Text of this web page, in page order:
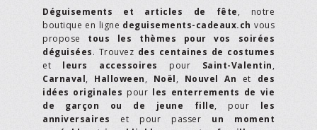
Déguisements et articles de fête, notre
boutique en ligne deguisements-cadeaux.ch vous
propose tous les thèmes pour vos soirées
déguisées. Trouvez des centaines de costumes
et leurs accessoires pour Saint-Valentin,
Carnaval, Halloween, Noël, Nouvel An et des
idées originales pour les enterrements de vie
de garçon ou de jeune fille, pour les
anniversaires et pour passer un moment